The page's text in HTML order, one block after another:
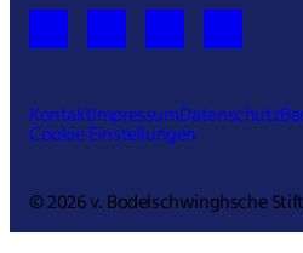
KontaktImpressumDatenschutz
Cookie Einstellungen
© 2026 v. Bodelschwinghsche